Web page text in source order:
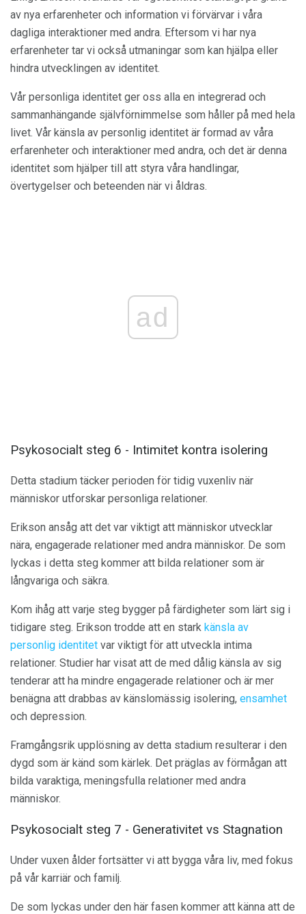
av nya erfarenheter och information vi förvärvar i våra
dagliga interaktioner med andra. Eftersom vi har nya
erfarenheter tar vi också utmaningar som kan hjälpa eller
hindra utvecklingen av identitet.
Vår personliga identitet ger oss alla en integrerad och
sammanhängande självförnimmelse som håller på med hela
livet. Vår känsla av personlig identitet är formad av våra
erfarenheter och interaktioner med andra, och det är denna
identitet som hjälper till att styra våra handlingar,
övertygelser och beteenden när vi åldras.
ad
Psykosocialt steg 6 - Intimitet kontra isolering
Detta stadium täcker perioden för tidig vuxenliv när
människor utforskar personliga relationer.
Erikson ansåg att det var viktigt att människor utvecklar
nära, engagerade relationer med andra människor. De som
lyckas i detta steg kommer att bilda relationer som är
långvariga och säkra.
Kom ihåg att varje steg bygger på färdigheter som lärt sig i
tidigare steg. Erikson trodde att en stark känsla av
personlig identitet var viktigt för att utveckla intima
relationer. Studier har visat att de med dålig känsla av sig
tenderar att ha mindre engagerade relationer och är mer
benägna att drabbas av känslomässig isolering, ensamhet
och depression.
Framgångsrik upplösning av detta stadium resulterar i den
dygd som är känd som kärlek. Det präglas av förmågan att
bilda varaktiga, meningsfulla relationer med andra
människor.
Psykosocialt steg 7 - Generativitet vs Stagnation
Under vuxen ålder fortsätter vi att bygga våra liv, med fokus
på vår karriär och familj.
De som lyckas under den här fasen kommer att känna att de